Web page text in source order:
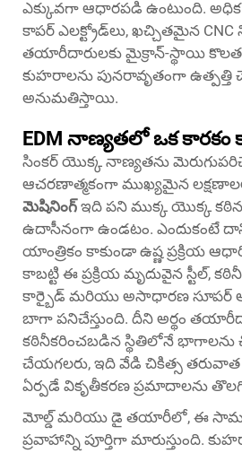
ఎక్కువగా ఆధారపడి ఉంటుంది.
కాపర్ ఎలక్ట్రోడ్‌లు, ఖచ్చితమైన
తయారీదారులకు మైక్రాన్-స్థాయి
కుహరాలను పునరావృతంగా
అనుమతిస్తాయి.
EDM నాణ్యతలో ఒక కారకం
సింకర్ యొక్క నాణ్యతను
ఆచరణాత్మకంగా ముఖ్యమైన
మెషినింగ్ఇది పని ముక్క యొక్క
ఉదాసీనంగా ఉండటం. ఎందుకంటే
యాంత్రికం కాకుండా ఉష్ణ ప్రక్రియ
కాబట్టి ఈ ప్రక్రియ మృదువైన స్టీల్,
కార్బైడ్ మరియు అసాధారణ సూపర్
బాగా పనిచేస్తుంది. దీని అర్థం
కఠినీకరించబడిన స్థితిలోనే భాగాలను
చేయగలరు, ఇది వేడి చికిత్స
ఏర్పడే వికృతీకరణ ప్రమాదాలను
మోల్డ్ మరియు డై తయారీలో, ఈ
ప్రవాహాన్ని పూర్తిగా మారుస్తుంది.